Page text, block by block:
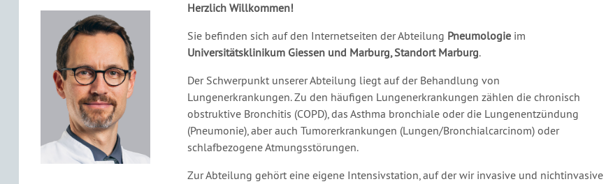
Herzlich Willkommen!
Sie befinden sich auf den Internetseiten der Abteilung Pneumologieim
Universitätsklinikum Giessen und Marburg, Standort Marburg.
Der Schwerpunkt unserer Abteilung liegt auf der Behandlung von
Lungenerkrankungen. Zu den häufigen Lungenerkrankungen zählen die chronisch
obstruktive Bronchitis (COPD), das Asthma bronchiale oder die Lungenentzündung
(Pneumonie), aber auch Tumorerkrankungen (Lungen/Bronchialcarcinom) oder
schlafbezogene Atmungsstörungen.
Zur Abteilung gehört eine eigene Intensivstation, auf der wir invasive und nichtinvasive